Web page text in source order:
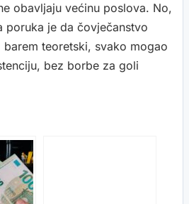
obavljaju većinu poslova. No,
poruka je da čovječanstvo
teoretski, svako mogao
bez borbe za goli